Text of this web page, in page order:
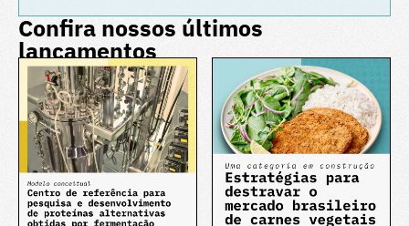
Confira nossos últimos
lançamentos